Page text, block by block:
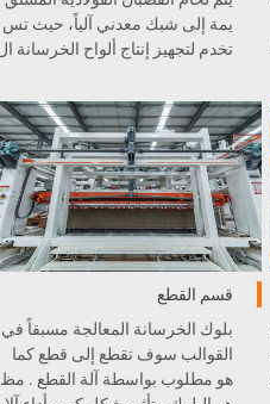
يمة إلى شبك معدني آلياً، حيث تس
تخدم لتجهيز إنتاج ألواح الخرسانة
قسم القطع
بلوك الخرسانة المعالجة مسبقاً في
القوالب سوف تقطع إلى قطع كما
هو مطلوب بواسطة آلة القطع . مظ